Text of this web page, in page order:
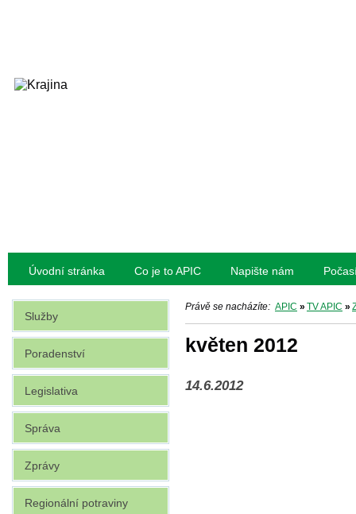
Úvodní stránka Co je to APIC Napište nám
Právě se nacházíte: APIC » TV APIC »
květen 2012
14.6.2012
Služby
Poradenství
Legislativa
Správa
Zprávy
Regionální potraviny